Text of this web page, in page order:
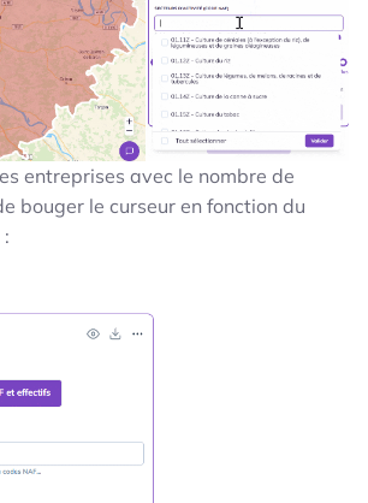
entreprises avec le nombre de
bouger le curseur en fonction du